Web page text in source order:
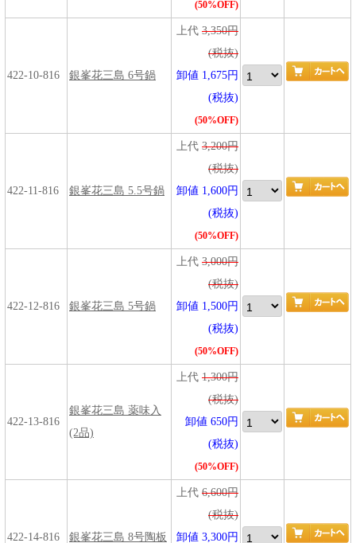
(50%OFF)
422-10-816 銀峯花三島 6号鍋
上代 3,350円
(税抜)
卸値 1,675円
(税抜)
(50%OFF)
422-11-816 銀峯花三島 5.5号鍋
上代 3,200円
(税抜)
卸値 1,600円
(税抜)
(50%OFF)
422-12-816 銀峯花三島 5号鍋
上代 3,000円
(税抜)
卸値 1,500円
(税抜)
(50%OFF)
422-13-816
銀峯花三島 薬味入
(2品)
上代 1,300円
(税抜)
卸値 650円
(税抜)
(50%OFF)
422-14-816 銀峯花三島 8号陶板
上代 6,600円
(税抜)
卸値 3,300円